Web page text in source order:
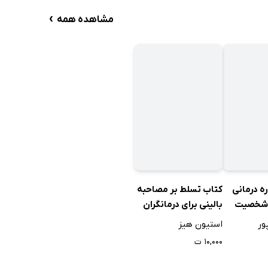
مشاهده همه ›
درمانی
شخصیت
کتاب تسلط بر مصاحبه
بالینی برای درمانگران
ACT
استیون هیز
۱۰,۰۰۰ ت